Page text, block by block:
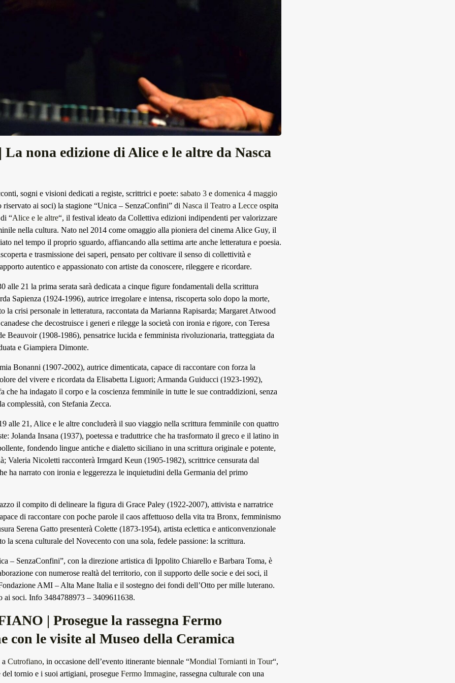
nona edizione di Alice e le altre da Nasca
sogni e visioni dedicati a registe, scrittrici e poete: sabato 3 e domenica 4 maggio
riservato ai soci) la stagione “Unica – SenzaConfini” di Nasca il Teatro a Lecce ospita
“Alice e le altre“, il festival ideato da Collettiva edizioni indipendenti per valorizzare
nella cultura. Nato nel 2014 come omaggio alla pioniera del cinema Alice Guy, il
nel tempo il proprio sguardo, affiancando alla settima arte anche letteratura e poesia.
e trasmissione dei saperi, pensato per coltivare il senso di collettività e
autentico e appassionato con artiste da conoscere, rileggere e ricordare.
alle 21 la prima serata sarà dedicata a cinque figure fondamentali della scrittura
Sapienza (1924-1996), autrice irregolare e intensa, riscoperta solo dopo la morte,
la crisi personale in letteratura, raccontata da Marianna Rapisarda; Margaret Atwood
che decostruisce i generi e rilegge la società con ironia e rigore, con Teresa
Beauvoir (1908-1986), pensatrice lucida e femminista rivoluzionaria, tratteggiata da
e Giampiera Dimonte.
Bonanni (1907-2002), autrice dimenticata, capace di raccontare con forza la
del vivere e ricordata da Elisabetta Liguori; Armanda Guiducci (1923-1992),
che ha indagato il corpo e la coscienza femminile in tutte le sue contraddizioni, senza
complessità, con Stefania Zecca.
alle 21, Alice e le altre concluderà il suo viaggio nella scrittura femminile con quattro
Jolanda Insana (1937), poetessa e traduttrice che ha trasformato il greco e il latino in
fondendo lingue antiche e dialetto siciliano in una scrittura originale e potente,
Valeria Nicoletti racconterà Irmgard Keun (1905-1982), scrittrice censurata dal
ha narrato con ironia e leggerezza le inquietudini della Germania del primo
il compito di delineare la figura di Grace Paley (1922-2007), attivista e narratrice
di raccontare con poche parole il caos affettuoso della vita tra Bronx, femminismo
Serena Gatto presenterà Colette (1873-1954), artista eclettica e anticonvenzionale
la scena culturale del Novecento con una sola, fedele passione: la scrittura.
– SenzaConfini”, con la direzione artistica di Ippolito Chiarello e Barbara Toma, è
con numerose realtà del territorio, con il supporto delle socie e dei soci, il
AMI – Alta Mane Italia e il sostegno dei fondi dell’Otto per mille luterano.
ai soci. Info 3484788973 – 3409611638.
| Prosegue la rassegna Fermo
con le visite al Museo della Ceramica
a Cutrofiano, in occasione dell’evento itinerante biennale “Mondial Tornianti in Tour“,
del tornio e i suoi artigiani, prosegue Fermo Immagine, rassegna culturale con una